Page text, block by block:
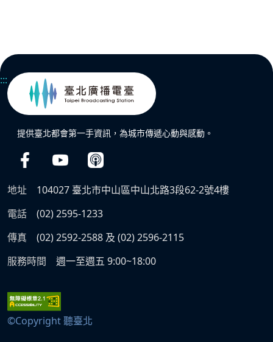
:::
提供臺北都會第一手資訊，為城市傳遞心動與感動。
地址
104027 臺北市中山區中山北路3段62-2號4樓
電話
(02) 2595-1233
傳真
(02) 2592-2588 及 (02) 2596-2115
服務時間
週一至週五 9:00~18:00
©Copyright 聽臺北